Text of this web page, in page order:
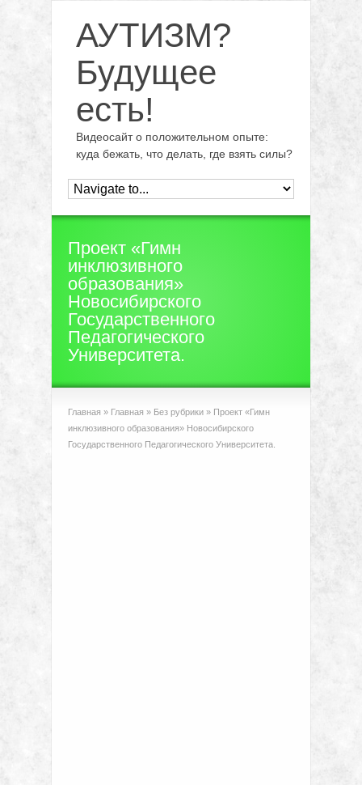
АУТИЗМ?
Будущее
есть!
Видеосайт о положительном опыте:
куда бежать, что делать, где взять силы?
Проект «Гимн
инклюзивного
образования»
Новосибирского
Государственного
Педагогического
Университета.
Главная » Главная » Без рубрики » Проект «Гимн
инклюзивного образования» Новосибирского
Государственного Педагогического Университета.